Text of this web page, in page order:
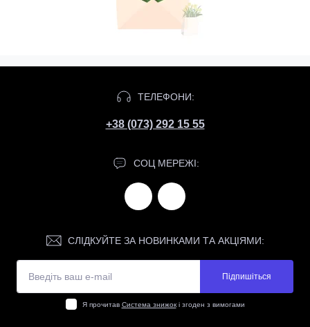
ТЕЛЕФОНИ:
+38 (073) 292 15 55
СОЦ МЕРЕЖІ:
СЛІДКУЙТЕ ЗА НОВИНКАМИ ТА АКЦІЯМИ:
Підпишіться
Я прочитав Система знижокі згоден з вимогами